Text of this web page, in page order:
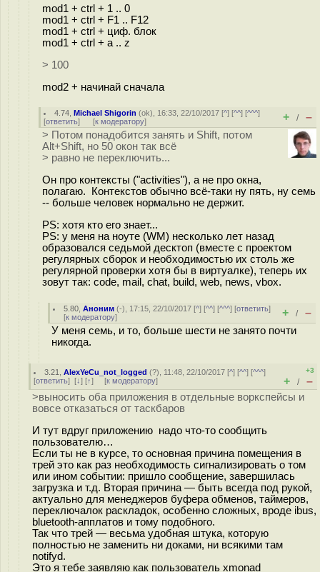
mod1 + ctrl + 1 .. 0
mod1 + ctrl + F1 .. F12
mod1 + ctrl + циф. блок
mod1 + ctrl + a .. z
> 100
mod2 + начинай сначала
4.74 ,Michael Shigorin (ok), 16:33, 22/10/2017 [^] [^^] [^^^]
[ответить] [к модератору] + / –
> Потом понадобится занять и Shift, потом
Alt+Shift, но 50 окон так всё
> равно не переключить...
Он про контексты ("activities"), а не про окна,
полагаю. Контекстов обычно всё-таки ну пять, ну семь
-- больше человек нормально не держит.
PS: хотя кто его знает...
PS: у меня на ноуте (WM) несколько лет назад
образовался седьмой десктоп (вместе с проектом
регулярных сборок и необходимостью их столь же
регулярной проверки хотя бы в виртуалке), теперь их
зовут так: code, mail, chat, build, web, news, vbox.
5.80 ,Аноним (-), 17:15, 22/10/2017 [^] [^^] [^^^] [ответить]
[к модератору] + / –
У меня семь, и то, больше шести не занято почти
никогда.
3.21 ,AlexYeCu_not_logged (?), 11:48, 22/10/2017 [^] [^^] [^^^]
[ответить] [↓] [↑] [к модератору]
+3
+ / –
>выносить оба приложения в отдельные воркспейсы и
вовсе отказаться от таскбаров
И тут вдруг приложению надо что-то сообщить
пользователю…
Если ты не в курсе, то основная причина помещения в
трей это как раз необходимость сигнализировать о том
или ином событии: пришло сообщение, завершилась
загрузка и т.д. Вторая причина — быть всегда под рукой,
актуально для менеджеров буфера обменов, таймеров,
переключалок раскладок, особенно сложных, вроде ibus,
bluetooth-апплатов и тому подобного.
Так что трей — весьма удобная штука, которую
полностью не заменить ни доками, ни всякими там
notifyd.
Это я тебе заявляю как пользователь xmonad